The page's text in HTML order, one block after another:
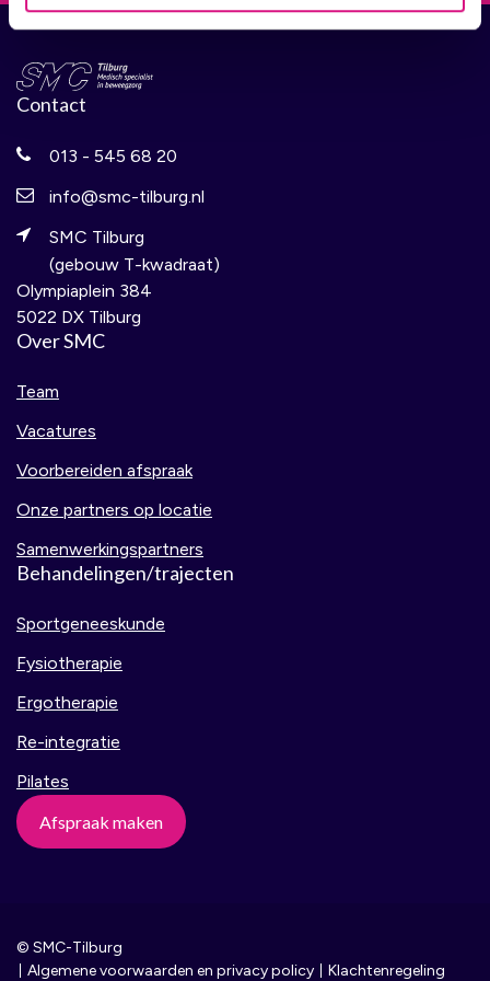
Contact
013 - 545 68 20
info@smc-tilburg.nl
SMC Tilburg
(gebouw T-kwadraat)
Olympiaplein 384
5022 DX Tilburg
Over SMC
Team
Vacatures
Voorbereiden afspraak
Onze partners op locatie
Samenwerkingspartners
Behandelingen/trajecten
Sportgeneeskunde
Fysiotherapie
Ergotherapie
Re-integratie
Pilates
Afspraak maken
© SMC-Tilburg
Algemene voorwaarden en privacy policy
Klachtenregeling